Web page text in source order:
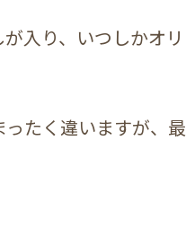
入り、いつしかオ
たく違いますが、